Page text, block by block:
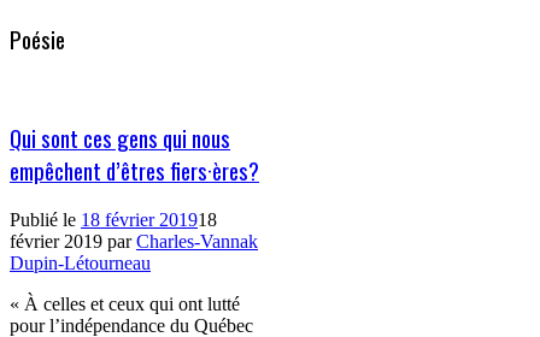
Poésie
Qui sont ces gens qui nous
empêchent d’êtres fiers·ères?
Publié le 18 février 201918
février 2019 parCharles-Vannak
Dupin-Létourneau
« À celles et ceux qui ont lutté
pour l’indépendance du Québec